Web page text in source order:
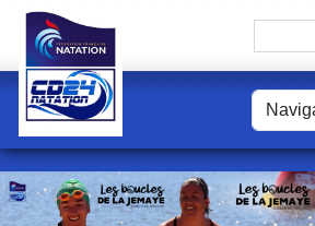
Panneau de gestion des cookies